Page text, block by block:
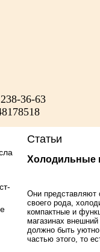
36-63
Статьи
Холодильные
Они представляют
своего рода,
компактные и
магазинах
должно быть
частью этого, то